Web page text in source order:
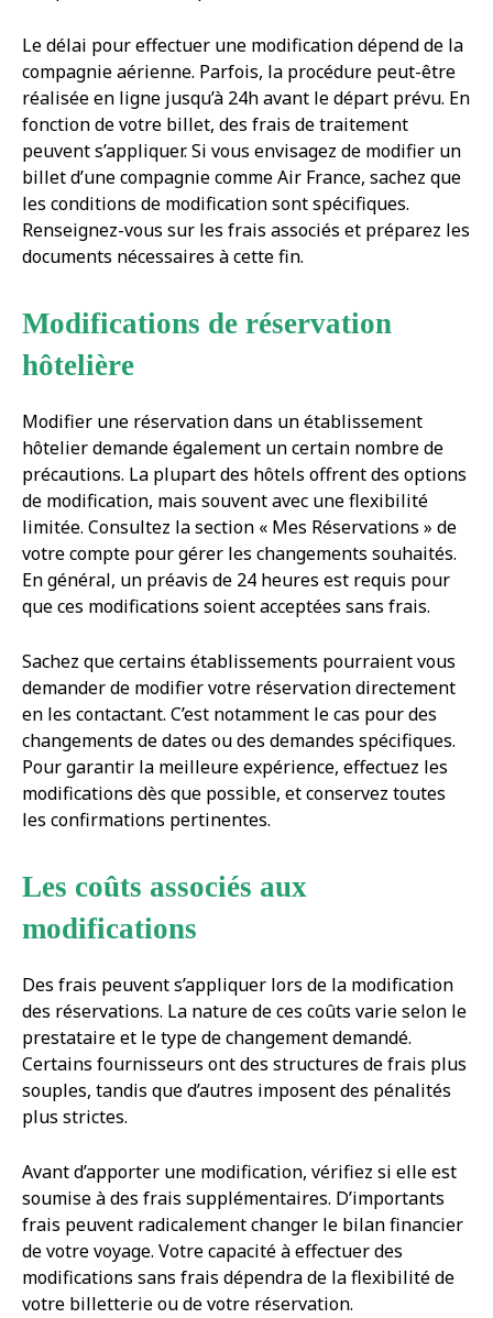
Le délai pour effectuer une modification dépend de la
compagnie aérienne. Parfois, la procédure peut-être
réalisée en ligne jusqu’à 24h avant le départ prévu. En
fonction de votre billet, des frais de traitement
peuvent s’appliquer. Si vous envisagez de modifier un
billet d’une compagnie comme Air France, sachez que
les conditions de modification sont spécifiques.
Renseignez-vous sur les frais associés et préparez les
documents nécessaires à cette fin.
Modifications de réservation
hôtelière
Modifier une réservation dans un établissement
hôtelier demande également un certain nombre de
précautions. La plupart des hôtels offrent des options
de modification, mais souvent avec une flexibilité
limitée. Consultez la section « Mes Réservations » de
votre compte pour gérer les changements souhaités.
En général, un préavis de 24 heures est requis pour
que ces modifications soient acceptées sans frais.
Sachez que certains établissements pourraient vous
demander de modifier votre réservation directement
en les contactant. C’est notamment le cas pour des
changements de dates ou des demandes spécifiques.
Pour garantir la meilleure expérience, effectuez les
modifications dès que possible, et conservez toutes
les confirmations pertinentes.
Les coûts associés aux
modifications
Des frais peuvent s’appliquer lors de la modification
des réservations. La nature de ces coûts varie selon le
prestataire et le type de changement demandé.
Certains fournisseurs ont des structures de frais plus
souples, tandis que d’autres imposent des pénalités
plus strictes.
Avant d’apporter une modification, vérifiez si elle est
soumise à des frais supplémentaires. D’importants
frais peuvent radicalement changer le bilan financier
de votre voyage. Votre capacité à effectuer des
modifications sans frais dépendra de la flexibilité de
votre billetterie ou de votre réservation.